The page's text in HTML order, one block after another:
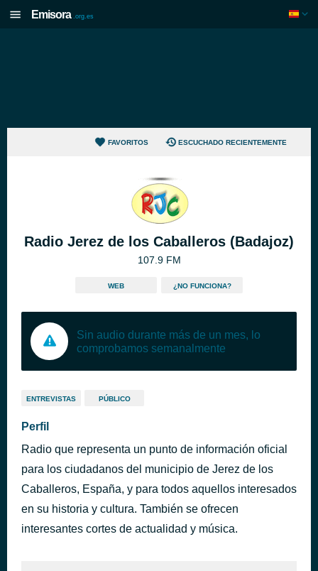
Emisora .org.es
FAVORITOS ESCUCHADO RECIENTEMENTE
Radio Jerez de los Caballeros (Badajoz)
107.9 FM
WEB ¿NO FUNCIONA?
Sin audio durante más de un mes, lo
comprobamos semanalmente
ENTREVISTAS PÚBLICO
Perfil
Radio que representa un punto de información oficial
para los ciudadanos del municipio de Jerez de los
Caballeros, España, y para todos aquellos interesados
en su historia y cultura. También se ofrecen
interesantes cortes de actualidad y música.